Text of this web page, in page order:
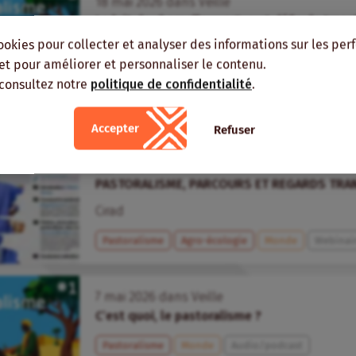
pour collecter et analyser des informations sur les
pour améliorer et personnaliser le contenu.
notre politique de confidentialité.
Accepter Refuser
Le lait de chamelle : vertus et défis de
Pastoralisme Lait Asie Afrique Audio/
PASTORALISME, PARCOURS ET REGARDS
Cirad
Pastoralisme Agro-écologie Monde
mai dans
Veille
C’est quoi, le pastoralisme ?
Pastoralisme Monde